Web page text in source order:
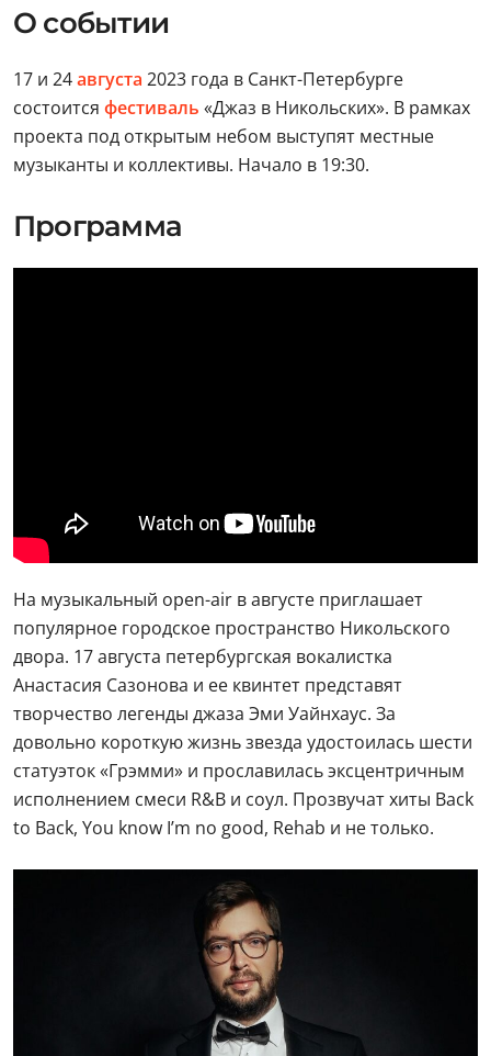
О событии
17 и 24августа 2023 года в Санкт-Петербурге
состоится фестиваль «Джаз в Никольских». В рамках
проекта под открытым небом выступят местные
музыканты и коллективы. Начало в 19:30.
Программа
На музыкальный open-air в августе приглашает
популярное городское пространство Никольского
двора. 17 августа петербургская вокалистка
Анастасия Сазонова и ее квинтет представят
творчество легенды джаза Эми Уайнхаус. За
довольно короткую жизнь звезда удостоилась шести
статуэток «Грэмми» и прославилась эксцентричным
исполнением смеси R&B и соул. Прозвучат хиты Back
to Back, You know I’m no good, Rehab и не только.